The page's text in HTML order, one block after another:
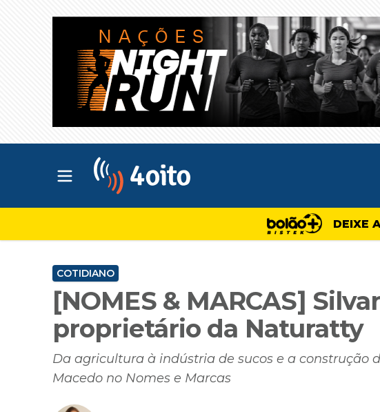
Abrir menu principal
DEIXE
COTIDIANO
[NOMES & MARCAS]
proprietário da Naturatty
Da agricultura à indústria de sucos e a construção
Macedo no Nomes e Marcas